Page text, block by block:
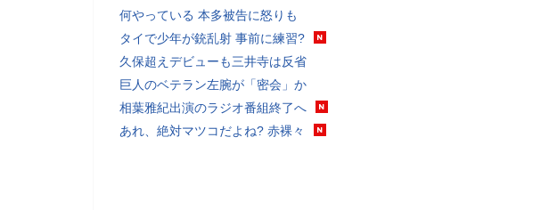
何やっている 本多被告に怒りも
タイで少年が銃乱射 事前に練習?
久保超えデビューも三井寺は反省
巨人のベテラン左腕が「密会」か
相葉雅紀出演のラジオ番組終了へ
あれ、絶対マツコだよね? 赤裸々